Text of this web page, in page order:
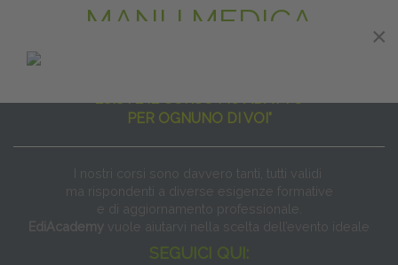
MANU MEDICA
PER OGNUNO DI VOI"
I nostri corsi sono davvero tanti, tutti validi
ma rispondenti a diverse esigenze formative
e di aggiornamento professionale.
EdiAcademy vuole aiutarvi nella scelta dell’evento ideale
SEGUICI QUI:
×